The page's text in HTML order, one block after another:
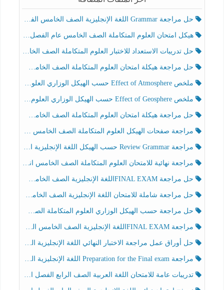
حل مراجعة Grammar اللغة الإنجليزية الصف الخامس الفصل الثالث
هيكل امتحان العلوم المتكاملة الصف الخامس عام الفصل الدراسي الثالث 2025-2026
حل تدريبات الاستعداد للاختبار العلوم المتكاملة الصف الخامس عام الفصل الثالث
حل مراجعة هيكلة امتحان العلوم المتكاملة الصف الخامس انسبير الفصل الثالث
ملخص Effect of Atmosphere حسب الهيكل الوزاري العلوم المتكاملة الصف الخامس انسبير الفصل الثالث
ملخص Effect of Geosphere حسب الهيكل الوزاري العلوم المتكاملة الصف الخامس انسبير الفصل الثالث
حل مراجعة هيكلة امتحان العلوم المتكاملة الصف الخامس عام الفصل الثالث
مراجعة صفحات الهيكل العلوم المتكاملة الصف الخامس انسبير الفصل الثالث
مراجعة Review Grammar حسب الهيكل اللغة الإنجليزية الصف الخامس الفصل الثالث
مراجعة نهائية للامتحان العلوم المتكاملة الصف الخامس انسبير الفصل الثالث
حل مراجعة FINAL EXAMاللغة الإنجليزية الصف الخامس الفصل الثالث
حل مراجعة شاملة للامتحان اللغة الإنجليزية الصف الخامس الفصل الثالث
حل مراجعة حسب الهيكل الوزاري العلوم المتكاملة الصف الخامس عام الفصل الثالث
مراجعة FINAL EXAMاللغة الإنجليزية الصف الخامس الفصل الثالث
حل أوراق عمل مراجعة الاختبار النهائي اللغة الإنجليزية الصف الرابع الفصل الثالث
مراجعة Preparation for the Final exam اللغة الإنجليزية الصف الرابع الفصل الثالث
تدريبات عامة للامتحان اللغة العربية الصف الرابع الفصل الثالث